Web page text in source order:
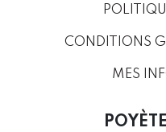
CONDITIONS
MES